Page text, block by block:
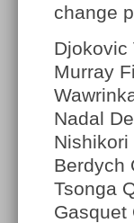
change
Djokovic
Murray
Nadal
Nishikori
Berdych
Tsonga
Gasquet